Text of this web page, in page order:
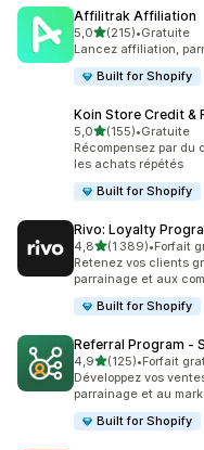
Affilitrak Affiliation
5,0étoile(s) sur 5
(215)
215 avis au total
•Gratuite
Lancez affiliation,
Built for Shopify
Koin Store Credit &
5,0étoile(s) sur 5
(155)
155 avis au total
•Gratuite
Récompensez par
les achats répétés
Built for Shopify
Rivo: Loyalty
4,8étoile(s) sur 5
(1 389)
1389 avis au total
•Forfait
Retenez vos clients
parrainage et aux
Built for Shopify
Referral Program ‑
4,9étoile(s) sur 5
(125)
125 avis au total
•Forfait
Développez vos
parrainage et au
Built for Shopify